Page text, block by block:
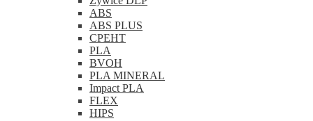
ABS
ABS PLUS
CPEHT
PLA
BVOH
PLA MINERAL
Impact PLA
FLEX
HIPS